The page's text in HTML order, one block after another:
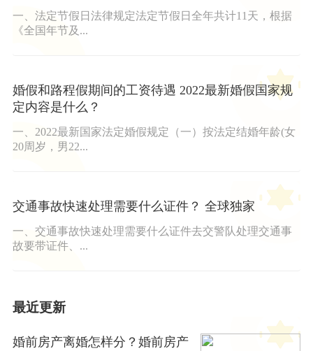
一、法定节假日法律规定法定节假日全年共计11天，根据
《全国年节及...
婚假和路程假期间的工资待遇 2022最新婚假国家规
定内容是什么？
一、2022最新国家法定婚假规定（一）按法定结婚年龄(女
20周岁，男22...
交通事故快速处理需要什么证件？ 全球独家
一、交通事故快速处理需要什么证件去交警队处理交通事
故要带证件、...
最近更新
婚前房产离婚怎样分？婚前房产